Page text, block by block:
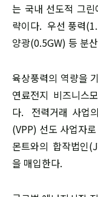
는 국내 선도적 그린
략이다. 우선 풍력
양광(0.5GW) 등 분
육상풍력의 역량을
연료전지 비즈니스
다. 전력거래 사업
(VPP) 선도 사업자
몬트와의 합작법인
을 매입한다.